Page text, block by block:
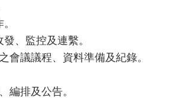
、監控及連繫。
會議議程、資料準備及紀錄。
編排及公告。